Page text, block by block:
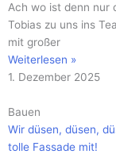
Ach wo ist denn nur
Tobias zu uns ins
mit großer
Weiterlesen »
1. Dezember 2025
Bauen
Wir düsen, düsen,
tolle Fassade mit!